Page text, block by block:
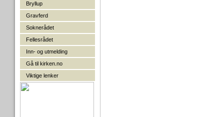
Bryllup
Gravferd
Soknerådet
Fellesrådet
Inn- og utmelding
Gå til kirken.no
Viktige lenker